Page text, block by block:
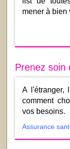
Prenez soin
A l'étranger,
comment
vos besoins.
Assurance
mener à bien